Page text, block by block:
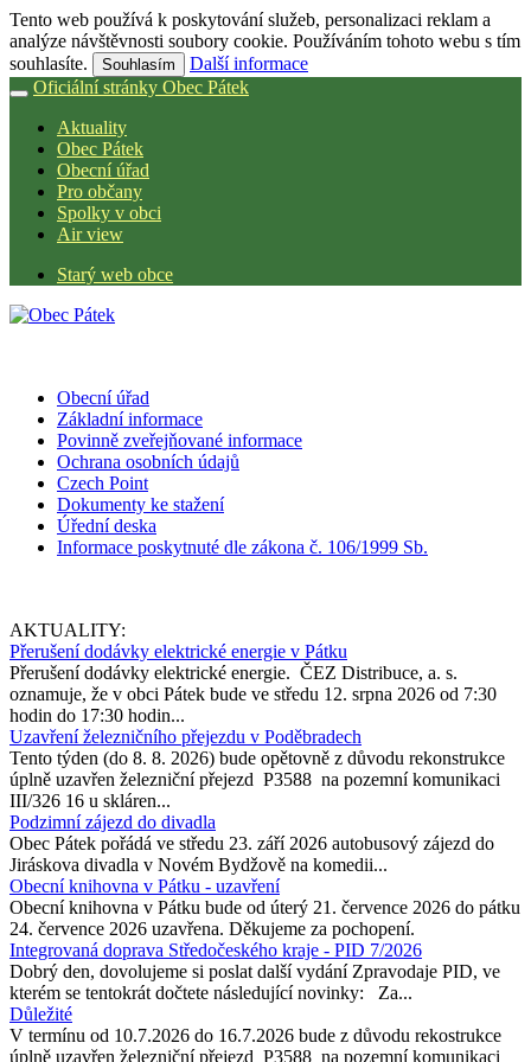
Tento web používá k poskytování služeb, personalizaci reklam a
analýze návštěvnosti soubory cookie. Používáním tohoto webu s tím
souhlasíte.
Souhlasím
Další informace
Oficiální stránky Obec Pátek
Aktuality
Obec Pátek
Obecní úřad
Pro občany
Spolky v obci
Air view
Starý web obce
Obecní úřad
Základní informace
Povinně zveřejňované informace
Ochrana osobních údajů
Czech Point
Dokumenty ke stažení
Úřední deska
Informace poskytnuté dle zákona č. 106/1999 Sb.
AKTUALITY:
Přerušení dodávky elektrické energie v Pátku
Přerušení dodávky elektrické energie. ČEZ Distribuce, a. s.
oznamuje, že v obci Pátek bude ve středu 12. srpna 2026 od 7:30
hodin do 17:30 hodin...
Uzavření železničního přejezdu v Poděbradech
Tento týden (do 8. 8. 2026) bude opětovně z důvodu rekonstrukce
úplně uzavřen železniční přejezd P3588 na pozemní komunikaci
III/326 16 u skláren...
Podzimní zájezd do divadla
Obec Pátek pořádá ve středu 23. září 2026 autobusový zájezd do
Jiráskova divadla v Novém Bydžově na komedii...
Obecní knihovna v Pátku - uzavření
Obecní knihovna v Pátku bude od úterý 21. července 2026 do pátku
24. července 2026 uzavřena. Děkujeme za pochopení.
Integrovaná doprava Středočeského kraje - PID 7/2026
Dobrý den, dovolujeme si poslat další vydání Zpravodaje PID, ve
kterém se tentokrát dočtete následující novinky: Za...
Důležité
V termínu od 10.7.2026 do 16.7.2026 bude z důvodu rekostrukce
úplně uzavřen železniční přejezd P3588 na pozemní komunikaci